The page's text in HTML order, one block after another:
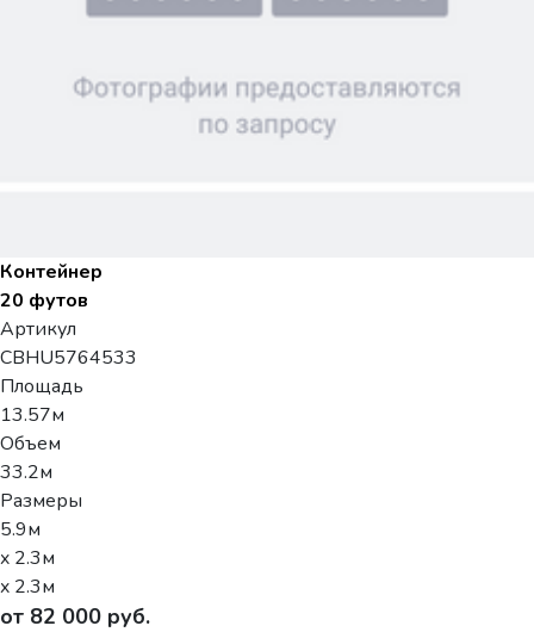
Контейнер
20 футов
Артикул
CBHU5764533
Площадь
13.57м
Объем
33.2м
Размеры
5.9м
x 2.3м
x 2.3м
от 82 000 руб.